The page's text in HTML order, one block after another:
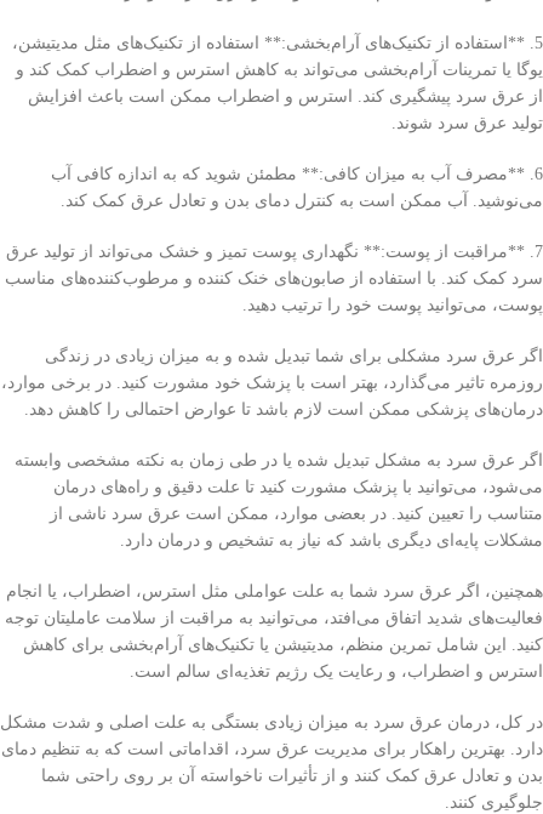
5. **استفاده از تکنیک‌های آرام‌بخشی:** استفاده از تکنیک‌های مثل مدیتیشن،
یوگا یا تمرینات آرام‌بخشی می‌تواند به کاهش استرس و اضطراب کمک کند و
از عرق سرد پیشگیری کند. استرس و اضطراب ممکن است باعث افزایش
تولید عرق سرد شوند.
6. **مصرف آب به میزان کافی:** مطمئن شوید که به اندازه کافی آب
می‌نوشید. آب ممکن است به کنترل دمای بدن و تعادل عرق کمک کند.
7. **مراقبت از پوست:** نگهداری پوست تمیز و خشک می‌تواند از تولید عرق
سرد کمک کند. با استفاده از صابون‌های خنک کننده و مرطوب‌کننده‌های مناسب
پوست، می‌توانید پوست خود را ترتیب دهید.
اگر عرق سرد مشکلی برای شما تبدیل شده و به میزان زیادی در زندگی
روزمره تاثیر می‌گذارد، بهتر است با پزشک خود مشورت کنید. در برخی موارد،
درمان‌های پزشکی ممکن است لازم باشد تا عوارض احتمالی را کاهش دهد.
اگر عرق سرد به مشکل تبدیل شده یا در طی زمان به نکته مشخصی وابسته
می‌شود، می‌توانید با پزشک مشورت کنید تا علت دقیق و راه‌های درمان
متناسب را تعیین کنید. در بعضی موارد، ممکن است عرق سرد ناشی از
مشکلات پایه‌ای دیگری باشد که نیاز به تشخیص و درمان دارد.
همچنین، اگر عرق سرد شما به علت عواملی مثل استرس، اضطراب، یا انجام
فعالیت‌های شدید اتفاق می‌افتد، می‌توانید به مراقبت از سلامت عاملیتان توجه
کنید. این شامل تمرین منظم، مدیتیشن یا تکنیک‌های آرام‌بخشی برای کاهش
استرس و اضطراب، و رعایت یک رژیم تغذیه‌ای سالم است.
در کل، درمان عرق سرد به میزان زیادی بستگی به علت اصلی و شدت مشکل
دارد. بهترین راهکار برای مدیریت عرق سرد، اقداماتی است که به تنظیم دمای
بدن و تعادل عرق کمک کنند و از تأثیرات ناخواسته آن بر روی راحتی شما
جلوگیری کنند.